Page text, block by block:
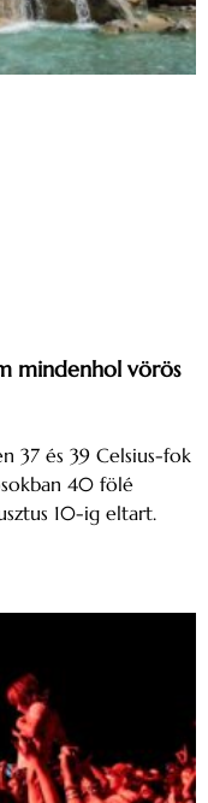
mindenhol vörös
37 és 39 Celsius-fok
40 fölé
10-ig eltart.